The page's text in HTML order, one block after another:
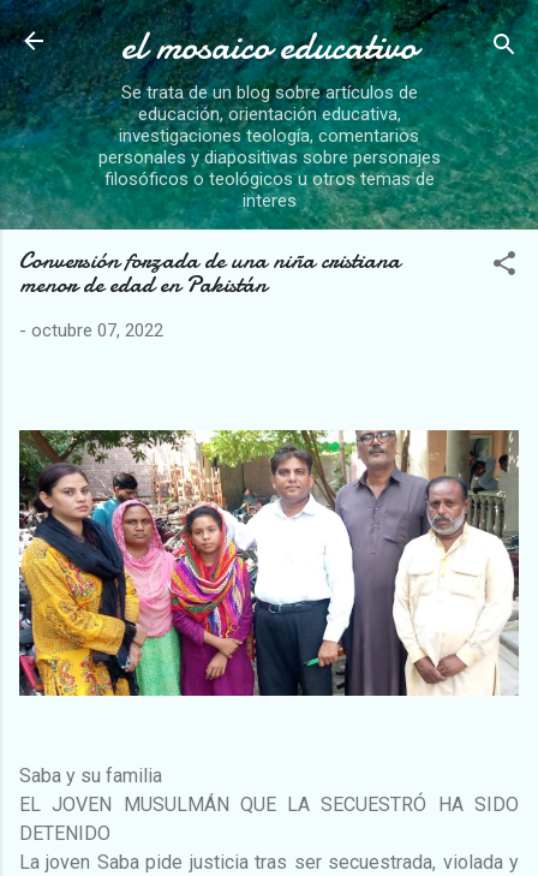
Ir al contenido principal
el mosaico educativo
Se trata de un blog sobre artículos de
educación, orientación educativa,
investigaciones teología, comentarios
personales y diapositivas sobre personajes
filosóficos o teológicos u otros temas de
interes
Conversión forzada de una niña cristiana
menor de edad en Pakistán
- octubre 07, 2022
Saba y su familia
EL JOVEN MUSULMÁN QUE LA SECUESTRÓ HA SIDO
DETENIDO
La joven Saba pide justicia tras ser secuestrada, violada y